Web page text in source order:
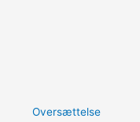
Oversættelse